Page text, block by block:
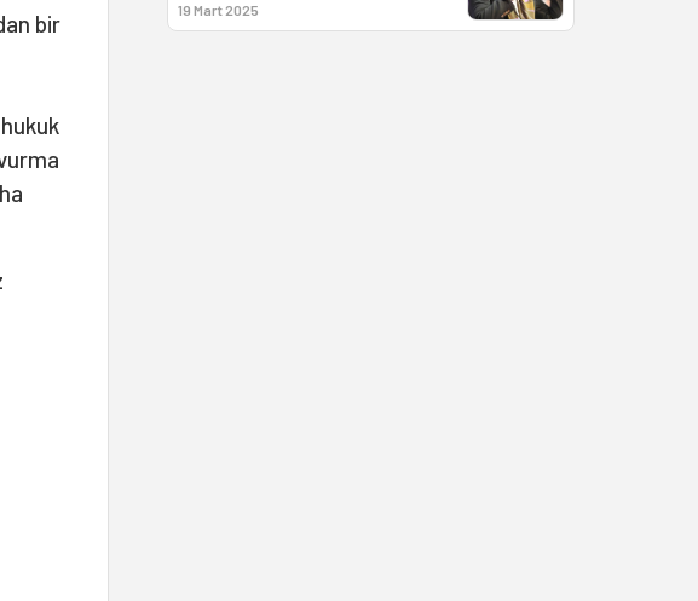
bir
19 Mart 2025